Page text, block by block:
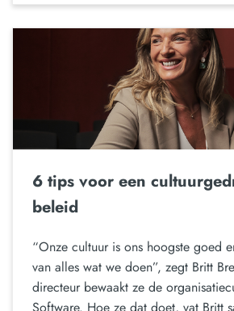
6 tips voor een
beleid
“Onze cultuur is ons hoogste goed
van alles wat we doen”, zegt Britt
directeur bewaakt ze de